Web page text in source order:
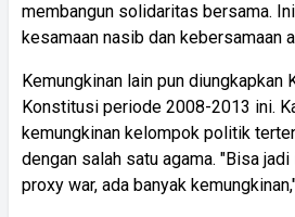
membangun solidaritas bersama.
kesamaan nasib dan kebersamaan
Kemungkinan lain pun diungkapkan
Konstitusi periode 2008-2013 ini.
kemungkinan kelompok politik
dengan salah satu agama. "Bisa
proxy war, ada banyak